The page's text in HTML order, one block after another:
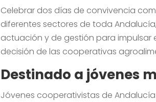
Celebrar dos días de convivencia
diferentes sectores de toda
actuación y de gestión para impulsar
decisión de las cooperativas
Destinado a jóvenes
Jóvenes cooperativistas de